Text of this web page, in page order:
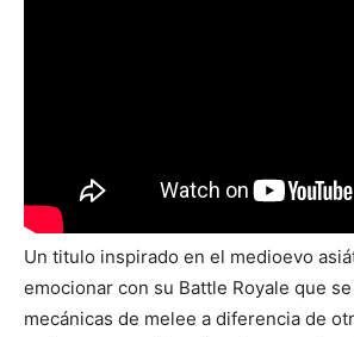
Un titulo inspirado en el medioevo
emocionar con su Battle Royale que
mecánicas de melee a diferencia de